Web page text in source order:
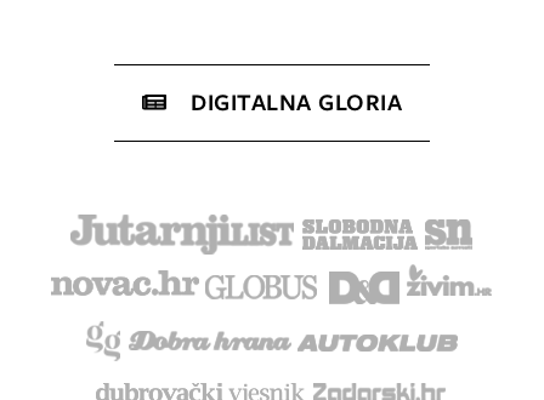
DIGITALNA GLORIA